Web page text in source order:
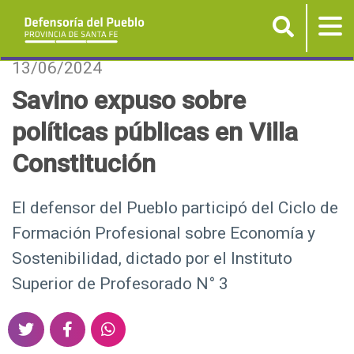
P
n
Buscar
13/06/2024
Savino expuso sobre
políticas públicas en Villa
Constitución
El defensor del Pueblo participó del Ciclo de
Formación Profesional sobre Economía y
Sostenibilidad, dictado por el Instituto
Superior de Profesorado N° 3
S
S
S